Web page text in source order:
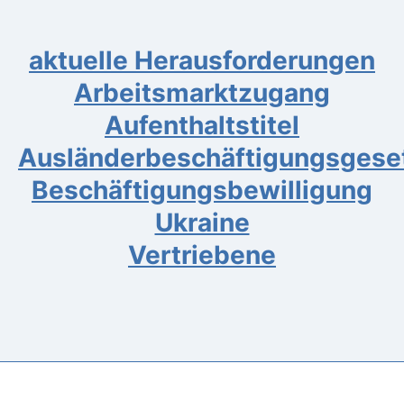
aktuelle Herausforderungen
Arbeitsmarktzugang
Aufenthaltstitel
Beschäftigungsbewilligung
Ukraine
Vertriebene